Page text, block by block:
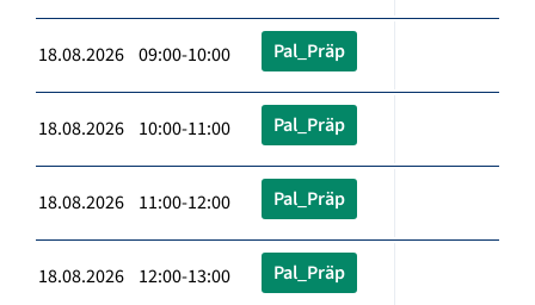
18.08.2026 09:00-10:00 Pal_Präp
18.08.2026 10:00-11:00 Pal_Präp
18.08.2026 11:00-12:00 Pal_Präp
18.08.2026 12:00-13:00 Pal_Präp